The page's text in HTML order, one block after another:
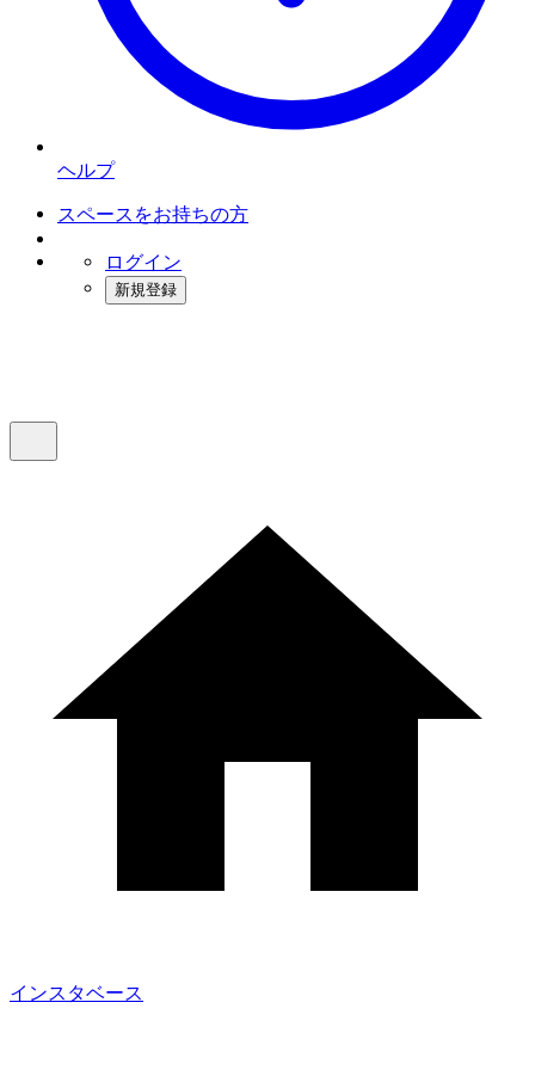
ヘルプ
スペースをお持ちの方
ログイン
新規登録
インスタベース